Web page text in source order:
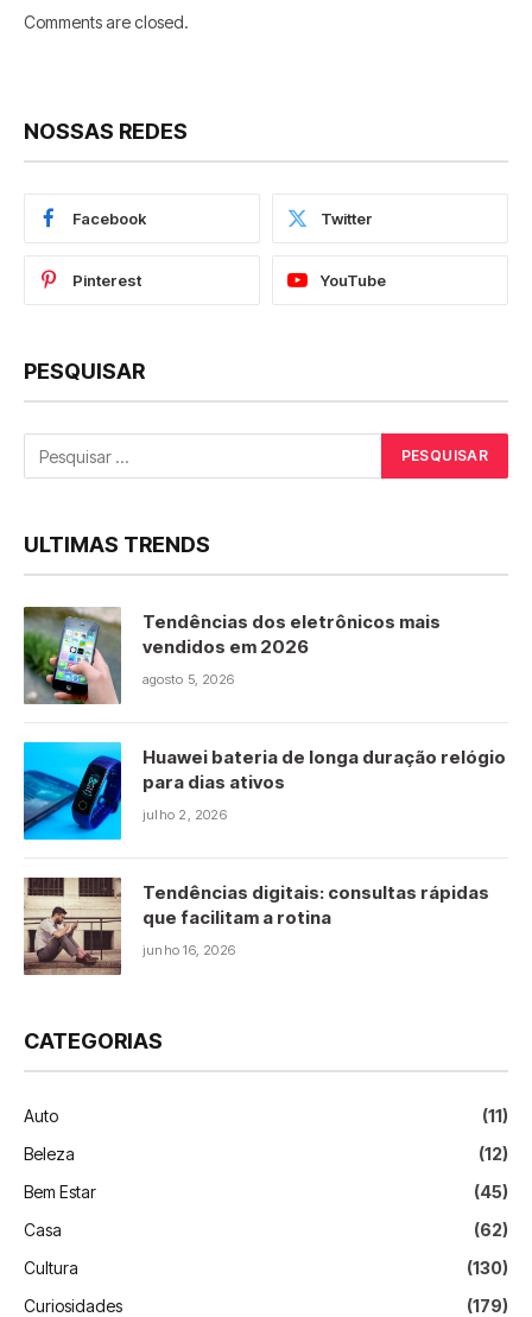
Comments are closed.
NOSSAS REDES
Facebook Twitter
Pinterest YouTube
PESQUISAR
ULTIMAS TRENDS
Tendências dos eletrônicos mais
vendidos em 2026
agosto 5, 2026
Huawei bateria de longa duração relógio
para dias ativos
julho 2, 2026
Tendências digitais: consultas rápidas
que facilitam a rotina
junho 16, 2026
CATEGORIAS
Auto
(11)
Beleza
(12)
Bem Estar
(45)
Casa
(62)
Cultura
(130)
Curiosidades
(179)